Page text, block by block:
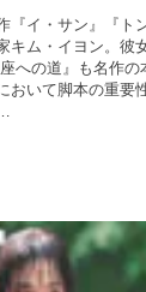
『イ・サン』『ト
キム・イヨン。彼
への道』も名作の
おいて脚本の重要